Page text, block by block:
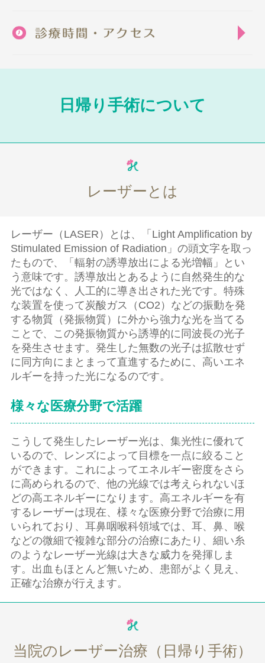
日帰り手術について
レーザーとは
レーザー（LASER）とは、「Light Amplification by
Stimulated Emission of Radiation」の頭文字を取っ
たもので、「輻射の誘導放出による光増幅」とい
う意味です。誘導放出とあるように自然発生的な
光ではなく、人工的に導き出された光です。特殊
な装置を使って炭酸ガス（CO2）などの振動を発
する物質（発振物質）に外から強力な光を当てる
ことで、この発振物質から誘導的に同波長の光子
を発生させます。発生した無数の光子は拡散せず
に同方向にまとまって直進するために、高いエネ
ルギーを持った光になるのです。
様々な医療分野で活躍
こうして発生したレーザー光は、集光性に優れて
いるので、レンズによって目標を一点に絞ること
ができます。これによってエネルギー密度をさら
に高められるので、他の光線では考えられないほ
どの高エネルギーになります。高エネルギーを有
するレーザーは現在、様々な医療分野で治療に用
いられており、耳鼻咽喉科領域では、耳、鼻、喉
などの微細で複雑な部分の治療にあたり、細い糸
のようなレーザー光線は大きな威力を発揮しま
す。出血もほとんど無いため、患部がよく見え、
正確な治療が行えます。
当院のレーザー治療（日帰り手術）